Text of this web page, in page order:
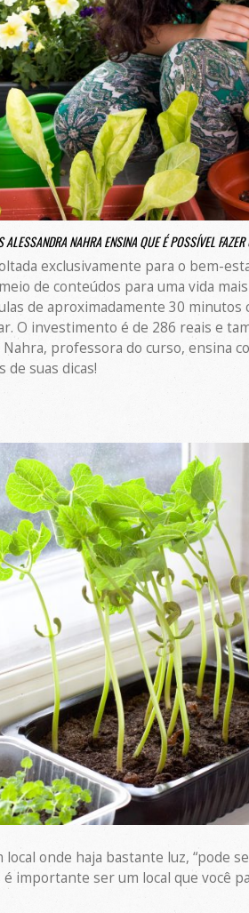
NAHRA ENSINA QUE É POSSÍVEL
exclusivamente para o bem-
de conteúdos para uma vida
de aproximadamente 30 minutos
O investimento é de 286 reais e
professora do curso, ensina
de suas dicas!
onde haja bastante luz, “pode
importante ser um local que você